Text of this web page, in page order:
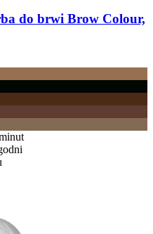
do brwi Brow Colour,